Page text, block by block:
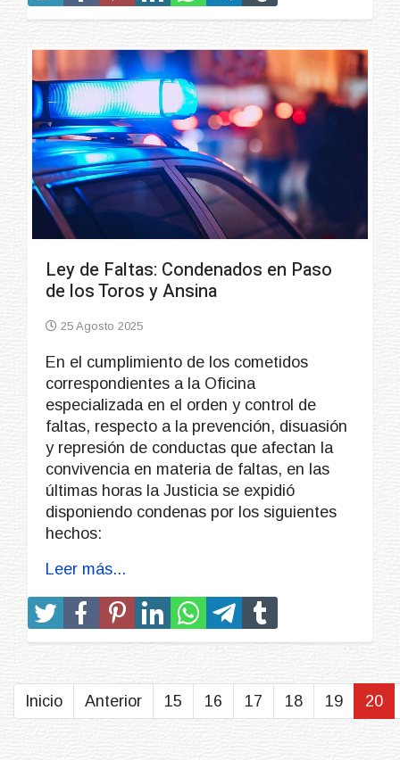
Ley de Faltas: Condenados en Paso
de los Toros y Ansina
25 Agosto 2025
En el cumplimiento de los cometidos
correspondientes a la Oficina
especializada en el orden y control de
faltas, respecto a la prevención, disuasión
y represión de conductas que afectan la
convivencia en materia de faltas, en las
últimas horas la Justicia se expidió
disponiendo condenas por los siguientes
hechos:
Leer más...
Inicio Anterior 15 16 17 18 19 20